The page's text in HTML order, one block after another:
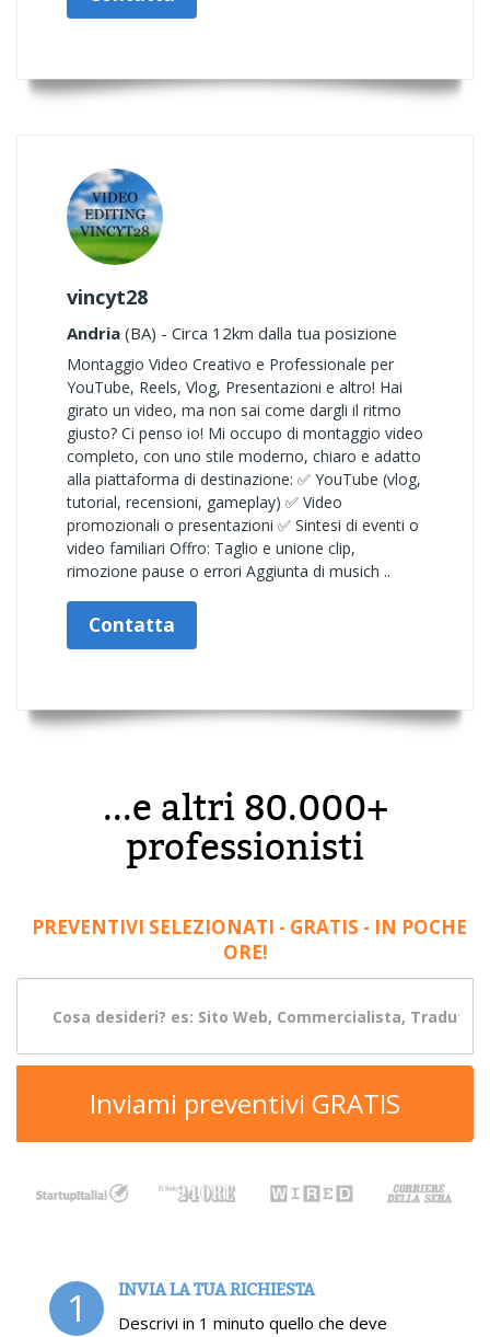
vincyt28
Andria (BA) - Circa 12km dalla tua posizione
Montaggio Video Creativo e Professionale per
YouTube, Reels, Vlog, Presentazioni e altro! Hai
girato un video, ma non sai come dargli il ritmo
giusto? Ci penso io! Mi occupo di montaggio video
completo, con uno stile moderno, chiaro e adatto
alla piattaforma di destinazione: ✅ YouTube (vlog,
tutorial, recensioni, gameplay) ✅ Video
promozionali o presentazioni ✅ Sintesi di eventi o
video familiari Offro: Taglio e unione clip,
rimozione pause o errori Aggiunta di musich ..
Contatta
...e altri 80.000+
professionisti
PREVENTIVI SELEZIONATI - GRATIS - IN POCHE
ORE!
Inviami preventivi GRATIS
1 INVIA LA TUA RICHIESTA
Descrivi in 1 minuto quello che deve